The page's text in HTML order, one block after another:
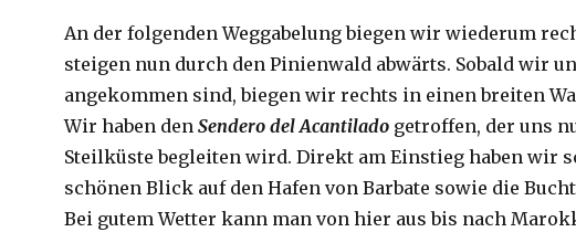
An der folgenden Weggabelung biegen wir wiederum
steigen nun durch den Pinienwald abwärts. Sobald wir
angekommen sind, biegen wir rechts in einen breiten
Wir haben den Sendero del Acantiladogetroffen, der uns
Steilküste begleiten wird. Direkt am Einstieg haben wir
schönen Blick auf den Hafen von Barbate sowie die
Bei gutem Wetter kann man von hier aus bis nach